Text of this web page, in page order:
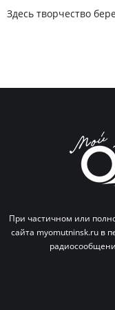
Здесь творчество
При частичном или
сайта myomutninsk.ru в